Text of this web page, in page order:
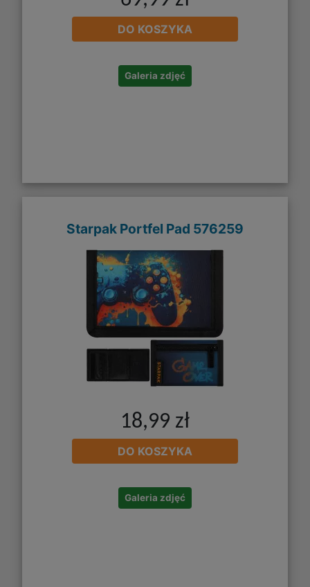
DO KOSZYKA
Galeria zdjęć
Starpak Portfel Pad 576259
18,99 zł
DO KOSZYKA
Galeria zdjęć